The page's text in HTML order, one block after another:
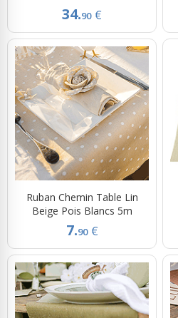
34.90 €
Ruban Chemin Table Lin
Beige Pois Blancs 5m
7.90 €